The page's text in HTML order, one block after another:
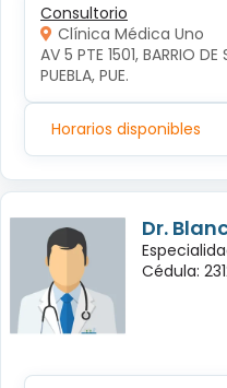
Consultorio
Clínica Médica Uno
AV 5 PTE 1501, BARRIO
PUEBLA, PUE.
Horarios disponibles
Dr.
Cédula: